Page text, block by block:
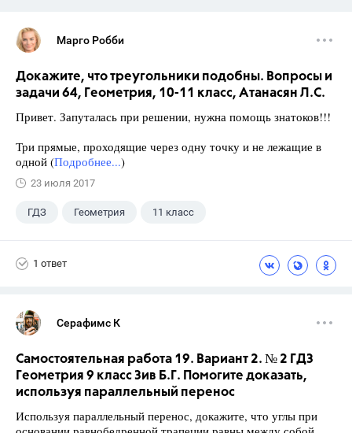
Марго Робби
Докажите, что треугольники подобны. Вопросы и
задачи 64, Геометрия, 10-11 класс, Атанасян Л.С.
Привет. Запуталась при решении, нужна помощь знатоков!!!
Три прямые, проходящие через одну точку и не лежащие в
одной (Подробнее...)
23 июля 2017
ГДЗ Геометрия 11 класс
1 ответ
Серафимс К
Самостоятельная работа 19. Вариант 2. № 2 ГДЗ
Геометрия 9 класс Зив Б.Г. Помогите доказать,
используя параллельный перенос
Используя параллельный перенос, докажите, что углы при